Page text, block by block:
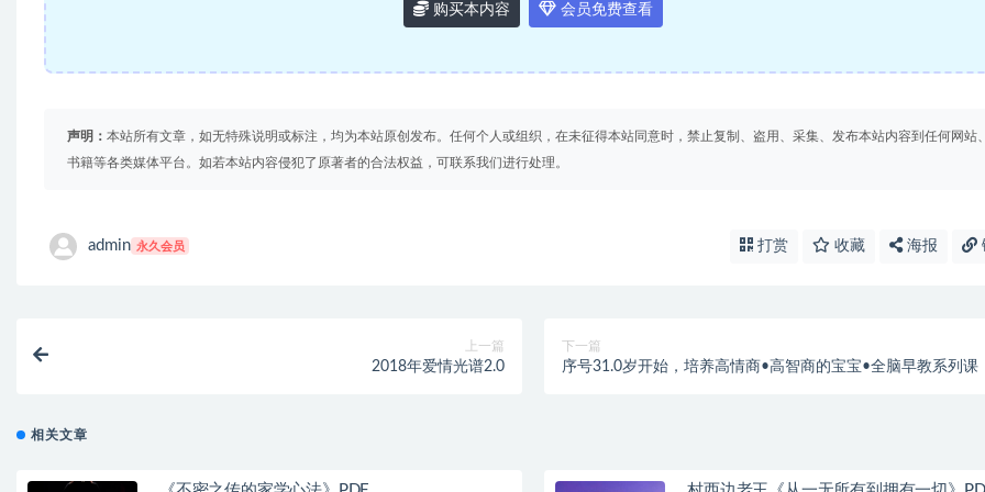
购买本内容 会员免费查看
声明： 本站所有文章，如无特殊说明或标注，均为本站原创发布。任何个人或组织，在未征得本站同意时，禁止复制、盗用、采集、发布本站内容到任何网站、
书籍等各类媒体平台。如若本站内容侵犯了原著者的合法权益，可联系我们进行处理。
admin 永久会员 打赏 收藏 海报
上一篇
2018年爱情光谱2.0
下一篇
序号31.0岁开始，培养高情商•高智商的宝宝•全脑早教系列课
相关文章